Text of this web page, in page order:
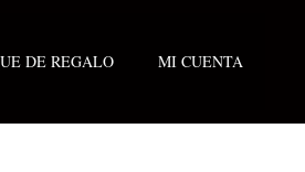
DE REGALO MI CUENTA